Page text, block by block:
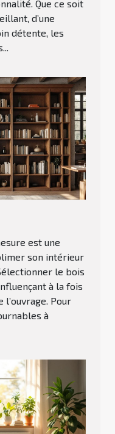
Que ce soit
d’une
détente, les
est une
son intérieur
le bois
à la fois
Pour
à